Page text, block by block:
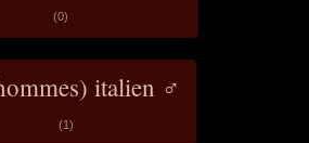
(0)
italien ♂
(1)